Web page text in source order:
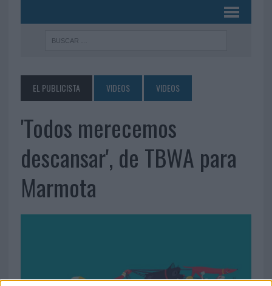
EL PUBLICISTA VIDEOS VIDEOS
'Todos merecemos
descansar', de TBWA para
Marmota